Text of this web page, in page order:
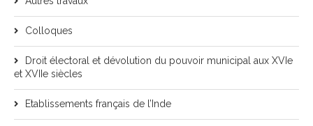
Colloques
Droit électoral et dévolution du pouvoir municipal aux XVIe
et XVIIe siècles
Etablissements français de l’Inde